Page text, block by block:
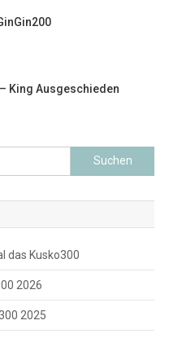
King Ausgeschieden
Suchen
nach:
das Kusko300
2026
2025